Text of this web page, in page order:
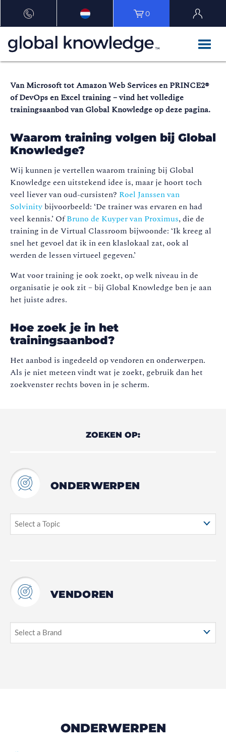
0
Van Microsoft tot Amazon Web Services en PRINCE2®
of DevOps en Excel training – vind het volledige
trainingsaanbod van Global Knowledge op deze pagina.
Waarom training volgen bij Global
Knowledge?
Wij kunnen je vertellen waarom training bij Global
Knowledge een uitstekend idee is, maar je hoort toch
veel liever van oud-cursisten? Roel Janssen van
Solvinity bijvoorbeeld: ‘De trainer was ervaren en had
veel kennis.’ OfBruno de Kuyper van Proximus, die de
training in de Virtual Classroom bijwoonde: ‘Ik kreeg al
snel het gevoel dat ik in een klaslokaal zat, ook al
werden de lessen virtueel gegeven.’
Wat voor training je ook zoekt, op welk niveau in de
organisatie je ook zit – bij Global Knowledge ben je aan
het juiste adres.
Hoe zoek je in het
trainingsaanbod?
Het aanbod is ingedeeld op vendoren en onderwerpen.
Als je niet meteen vindt wat je zoekt, gebruik dan het
zoekvenster rechts boven in je scherm.
ZOEKEN OP:
ONDERWERPEN
VENDOREN
ONDERWERPEN